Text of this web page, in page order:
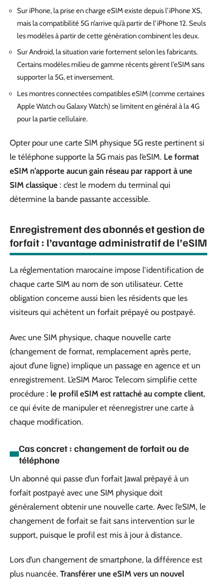
Sur iPhone, la prise en charge eSIM existe depuis l’iPhone XS,
mais la compatibilité 5G n’arrive qu’à partir de l’iPhone 12. Seuls
les modèles à partir de cette génération combinent les deux.
Sur Android, la situation varie fortement selon les fabricants.
Certains modèles milieu de gamme récents gèrent l’eSIM sans
supporter la 5G, et inversement.
Les montres connectées compatibles eSIM (comme certaines
Apple Watch ou Galaxy Watch) se limitent en général à la 4G
pour la partie cellulaire.
Opter pour une carte SIM physique 5G reste pertinent si
le téléphone supporte la 5G mais pas l’eSIM. Le format
eSIM n’apporte aucun gain réseau par rapport à une
SIM classique : c’est le modem du terminal qui
détermine la bande passante accessible.
Enregistrement des abonnés et gestion de
forfait : l’avantage administratif de l’eSIM
La réglementation marocaine impose l’identification de
chaque carte SIM au nom de son utilisateur. Cette
obligation concerne aussi bien les résidents que les
visiteurs qui achètent un forfait prépayé ou postpayé.
Avec une SIM physique, chaque nouvelle carte
(changement de format, remplacement après perte,
ajout d’une ligne) implique un passage en agence et un
enregistrement. L’eSIM Maroc Telecom simplifie cette
procédure : le profil eSIM est rattaché au compte client,
ce qui évite de manipuler et réenregistrer une carte à
chaque modification.
Cas concret : changement de forfait ou de
téléphone
Un abonné qui passe d’un forfait Jawal prépayé à un
forfait postpayé avec une SIM physique doit
généralement obtenir une nouvelle carte. Avec l’eSIM, le
changement de forfait se fait sans intervention sur le
support, puisque le profil est mis à jour à distance.
Lors d’un changement de smartphone, la différence est
plus nuancée. Transférer une eSIM vers un nouvel